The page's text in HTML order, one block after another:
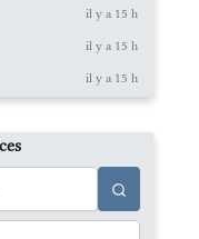
il y a 15 h
il y a 15 h
il y a 15 h